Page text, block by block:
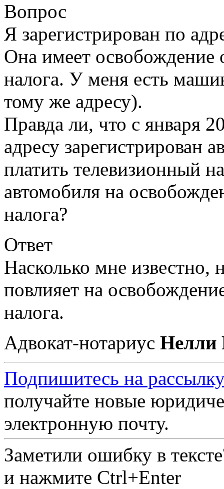
Вопрос
Я зарегистрирован по
Она имеет освобождение
налога. У меня есть
тому же адресу).
Правда ли, что с января
адресу зарегистрирован
платить телевизионный
автомобиля на
налога?
Ответ
Насколько мне известно,
повлияет на
налога.
Адвокат-нотариус Нелли
Подпишитесь на
получайте новые
электронную почту.
Заметили ошибку в
и нажмите Ctrl+Enter